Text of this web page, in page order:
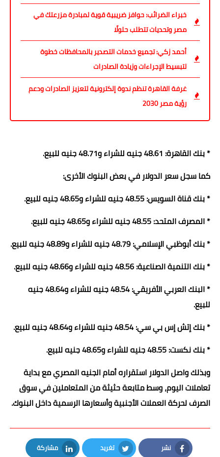
خبراء الضرائب: حوافز ضريبية قوية لمبادرة مزرعتك في
مصر وتحديات تتطلب حلولًا
أحمد زكي: تجميع خدمات التصدير بالمحافظات خطوة
لتبسيط الإجراءات وزيادة الصادرات
غرفة القاهرة تنظم ندوة إلكترونية لتعزيز الصادرات ودعم
رؤية مصر 2030
* بنك القاهرة: 48.61 جنيه للشراء و48.71 جنيه للبيع.
كما سجل سعر الدولار في بعض البنوك الأخرى:
* بنك قناة السويس: 48.55 جنيه للشراء و48.65 جنيه للبيع.
* المصرف المتحد: 48.55 جنيه للشراء و48.65 جنيه للبيع.
* بنك أبوظبي الإسلامي: 48.79 جنيه للشراء و48.89 جنيه للبيع.
* بنك التنمية الصناعية: 48.56 جنيه للشراء و48.66 جنيه للبيع.
* البنك العربي الأفريقي: 48.54 جنيه للشراء و48.64 جنيه
للبيع.
* بنك إتش إس بي سي: 48.54 جنيه للشراء و48.64 جنيه للبيع.
* بنك نكست: 48.55 جنيه للشراء و48.65 جنيه للبيع.
وبذلك واصل الدولار استقراره أمام الجنيه المصري مع بداية
تعاملات اليوم، وسط متابعة حثيثة من المتعاملين في سوق
الصرف لحركة العملات الأجنبية وأسعارها الرسمية داخل البنوك.
نشر تغريد مشاركة